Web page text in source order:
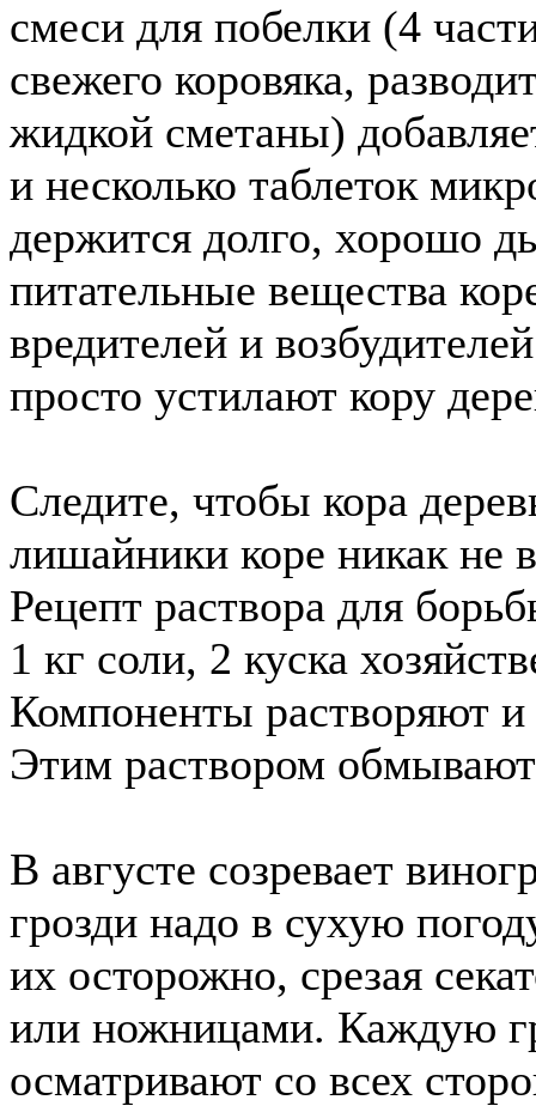
смеси для побелки (4
свежего коровяка,
жидкой сметаны)
и несколько таблеток
держится долго, хорошо
питательные вещества
вредителей и
просто устилают кору
Следите, чтобы кора
лишайники коре никак не
Рецепт раствора для
1 кг соли, 2 куска
Компоненты растворяют и
Этим раствором
В августе созревает
грозди надо в сухую
их осторожно, срезая
или ножницами. Каждую
осматривают со всех